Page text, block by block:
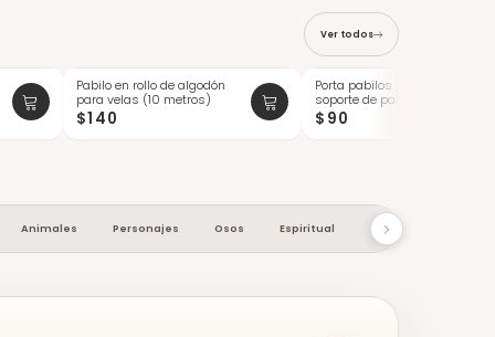
Ver todos
Pabilo en rollo de algodón
para velas (10 metros)
$140
Porta pabilos / sujetador /
soporte de pabilos de
madera ...
$90
Animales Personajes Osos Espiritual Macetas